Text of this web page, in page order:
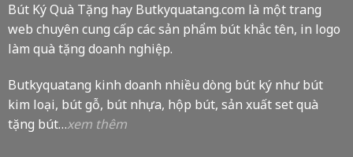
Bút Ký Quà Tặng hay Butkyquatang.com là một trang
web chuyên cung cấp các sản phẩm bút khắc tên, in logo
làm quà tặng doanh nghiệp.
Butkyquatang kinh doanh nhiều dòng bút ký như bút
kim loại, bút gỗ, bút nhựa, hộp bút, sản xuất set quà
tặng bút…xem thêm